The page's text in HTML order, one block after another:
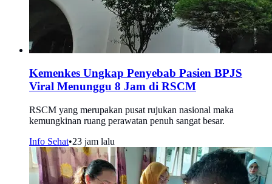
Kemenkes Ungkap Penyebab Pasien BPJS
Viral Menunggu 8 Jam di RSCM
RSCM yang merupakan pusat rujukan nasional maka
kemungkinan ruang perawatan penuh sangat besar.
Info Sehat•23 jam lalu